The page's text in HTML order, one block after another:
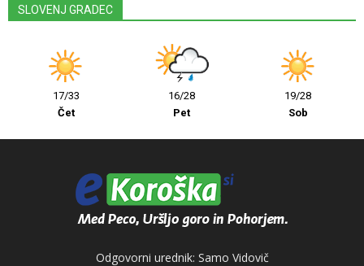
SLOVENJ GRADEC
17/33
Čet
16/28
Pet
19/28
Sob
Odgovorni urednik: Samo Vidovič